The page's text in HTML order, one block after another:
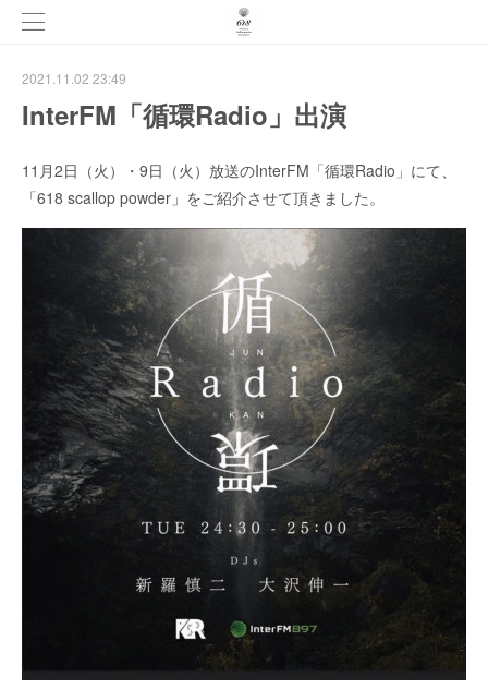
2021.11.02 23:49
InterFM「循環Radio」出演
11月2日（火）・9日（火）放送のInterFM「循環Radio」にて、
「618 scallop powder」をご紹介させて頂きました。